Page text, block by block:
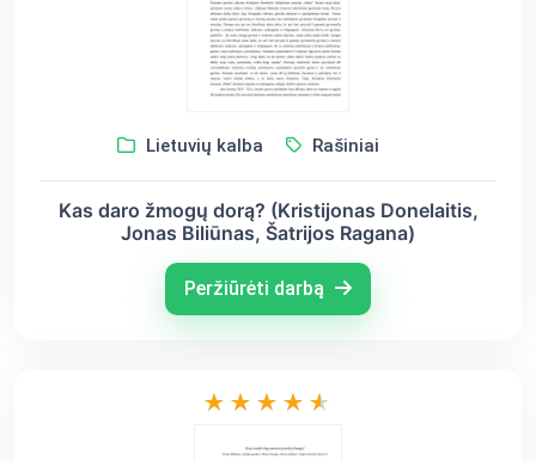
Lietuvių kalba Rašiniai
Kas daro žmogų dorą? (Kristijonas Donelaitis,
Jonas Biliūnas, Šatrijos Ragana)
Peržiūrėti darbą